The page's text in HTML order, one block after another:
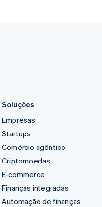
Soluções
Empresas
Startups
Comércio agêntico
Criptomoedas
E-commerce
Finanças integradas
Automação de finanças